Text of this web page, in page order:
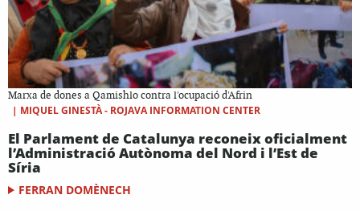
Marxa de dones a Qamishlo contra l'ocupació d'Afrin
| MIQUEL GINESTÀ - ROJAVA INFORMATION CENTER
El Parlament de Catalunya reconeix oficialment
l’Administració Autònoma del Nord i l’Est de
Síria
FERRAN DOMÈNECH